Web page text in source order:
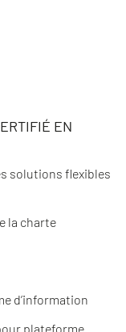
EN
solutions flexibles
la charte
d’information
plateforme